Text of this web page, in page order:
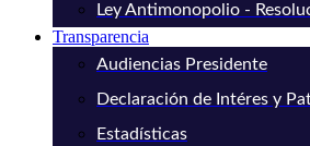
Ley Antimonopolio -
Transparencia
Audiencias Presidente
Declaración de Intéres y
Estadísticas